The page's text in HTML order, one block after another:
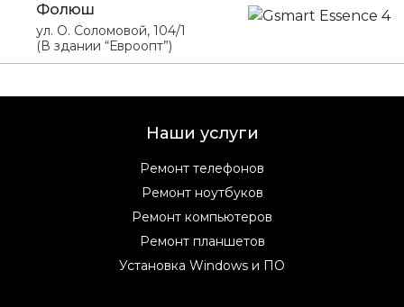
Фолюш
ул. О. Соломовой, 104/1
(В здании “Евроопт”)
Наши услуги
Ремонт телефонов
Ремонт ноутбуков
Ремонт компьютеров
Ремонт планшетов
Установка Windows и ПО